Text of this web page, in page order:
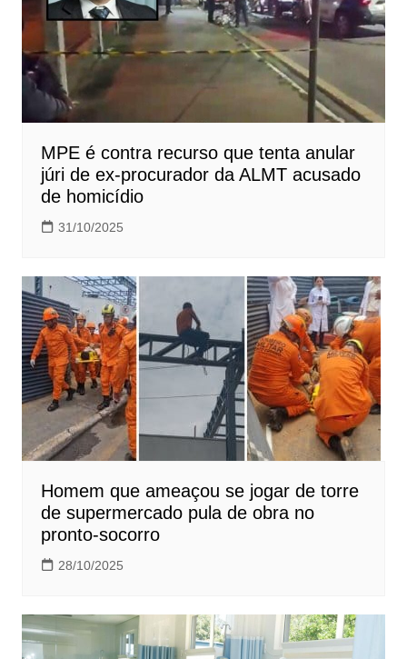
MPE é contra recurso que tenta anular
júri de ex-procurador da ALMT acusado
de homicídio
31/10/2025
Homem que ameaçou se jogar de torre
de supermercado pula de obra no
pronto-socorro
28/10/2025